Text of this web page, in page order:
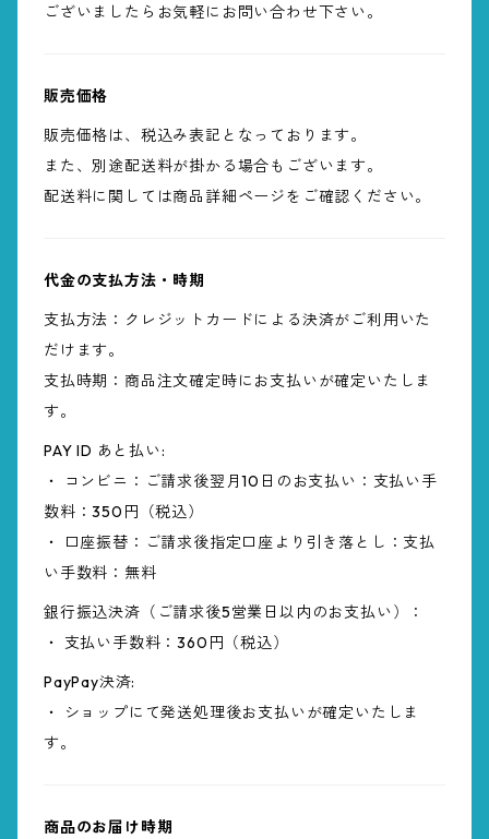
ございましたらお気軽にお問い合わせ下さい。
販売価格
販売価格は、税込み表記となっております。
また、別途配送料が掛かる場合もございます。
配送料に関しては商品詳細ページをご確認ください。
代金の支払方法・時期
支払方法：クレジットカードによる決済がご利用いた
だけます。
支払時期：商品注文確定時にお支払いが確定いたしま
す。
PAY ID あと払い:
・ コンビニ：ご請求後翌月10日のお支払い：支払い手
数料：350円（税込）
・ 口座振替：ご請求後指定口座より引き落とし：支払
い手数料：無料
銀行振込決済（ご請求後5営業日以内のお支払い）：
・ 支払い手数料：360円（税込）
PayPay決済:
・ ショップにて発送処理後お支払いが確定いたしま
す。
商品のお届け時期